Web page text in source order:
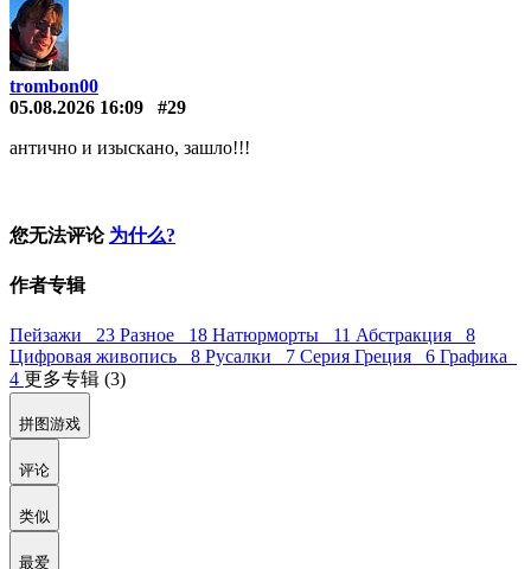
trombon00
05.08.2026 16:09
#29
антично и изыскано, зашло!!!
您无法评论 为什么?
作者专辑
Пейзажи 23 Разное 18 Натюрморты 11 Абстракция 8
Цифровая живопись 8 Русалки 7 Серия Греция 6 Графика
4 更多专辑 (3)
拼图游戏
评论
类似
最爱